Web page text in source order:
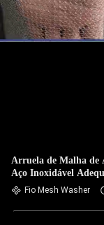
Arruela de Malha de
Aço Inoxidável
Industriais e
Fio Mesh Washer